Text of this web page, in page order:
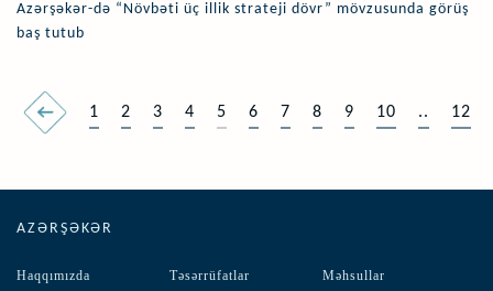
Azərşəkər-də “Növbəti üç illik strateji dövr” mövzusunda görüş
baş tutub
1 2 3 4 5 6 7 8 9 10 .. 12
AZƏRŞƏKƏR
Haqqımızda Təsərrüfatlar Məhsullar